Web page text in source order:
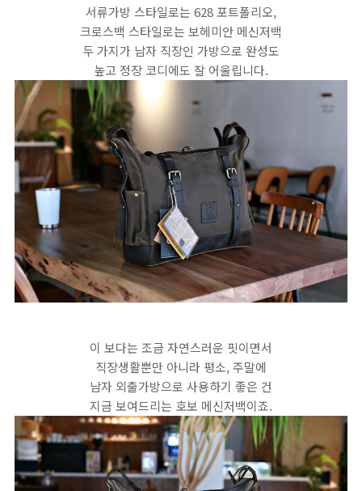
서류가방 스타일로는 628 포트폴리오,
크로스백 스타일로는 보헤미안 메신저백
두 가지가 남자 직장인 가방으로 완성도
높고 정장 코디에도 잘 어울립니다.
이 보다는 조금 자연스러운 핏이면서
직장생활뿐만 아니라 평소, 주말에
남자 외출가방으로 사용하기 좋은 건
지금 보여드리는 호보 메신저백이죠.